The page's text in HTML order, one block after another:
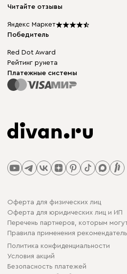
Карьера
Подарочные сертификаты
Мы в прессе
Столы и стулья
Читайте отзывы
Яндекс Маркет
Победитель
Red Dot Award
Рейтинг рунета
Платежные системы
Оферта для физических лиц
Оферта для юридических лиц и ИП
Перечень партнеров, которым
Правила применения
Политика конфиденциальности
Условия акций
Безопасность платежей